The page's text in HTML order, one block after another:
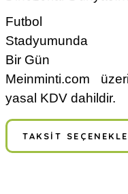
Futbol
Stadyumunda
Bir Gün
Meinminti.com
yasal KDV dahildir.
TAKSIT